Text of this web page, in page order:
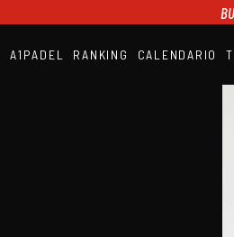
A1PADEL RANKING CALENDARIO